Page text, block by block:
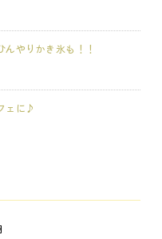
やりかき氷も！！
ェに♪